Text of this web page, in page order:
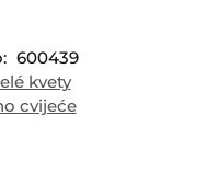
600439
kvety
cvijeće